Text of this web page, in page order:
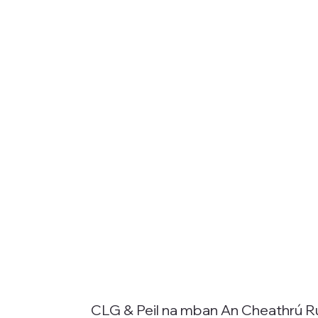
CLG & Peil na mban An Cheathrú